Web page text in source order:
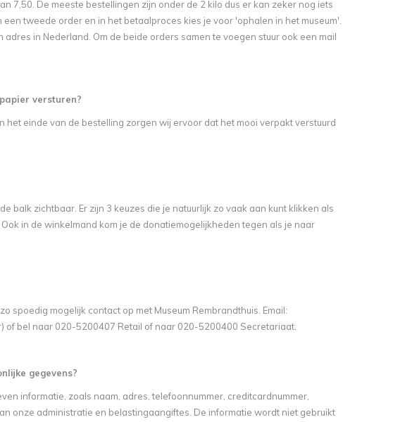
7,50. De meeste bestellingen zijn onder de 2 kilo dus er kan zeker nog iets
tweede order en in het betaalproces kies je voor 'ophalen in het museum'.
in Nederland. Om de beide orders samen te voegen stuur ook een mail
versturen?
het einde van de bestelling zorgen wij ervoor dat het mooi verpakt verstuurd
balk zichtbaar. Er zijn 3 keuzes die je natuurlijk zo vaak aan kunt klikken als
in de winkelmand kom je de donatiemogelijkheden tegen als je naar
spoedig mogelijk contact op met Museum Rembrandthuis. Email:
of bel naar 020-5200407 Retail of naar 020-5200400 Secretariaat.
gegevens?
informatie, zoals naam, adres, telefoonnummer, creditcardnummer,
onze administratie en belastingaangiftes. De informatie wordt niet gebruikt